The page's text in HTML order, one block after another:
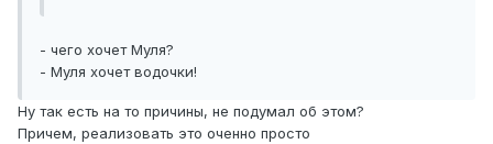
- чего хочет Муля?
- Муля хочет водочки!
Ну так есть на то причины, не подумал об этом?
Причем, реализовать это оченно просто